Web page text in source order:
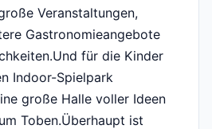
Veranstaltungen,
Gastronomieangebote
für die Kinder
Indoor-Spielpark
große Halle voller Ideen
Toben.Überhaupt ist